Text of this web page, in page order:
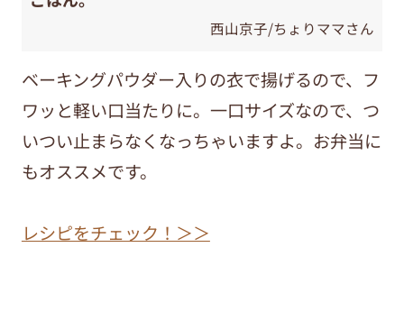
西山京子/ちょりママさん
ベーキングパウダー入りの衣で揚げるので、フ
ワッと軽い口当たりに。一口サイズなので、つ
いつい止まらなくなっちゃいますよ。お弁当に
もオススメです。
レシピをチェック！＞＞